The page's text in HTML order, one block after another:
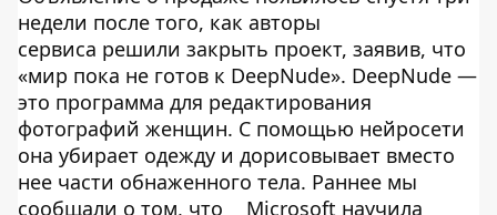
недели после того, как авторы
сервиса решили закрыть проект, заявив, что
«мир пока не готов к DeepNude». DeepNude —
это программа для редактирования
фотографий женщин. С помощью нейросети
она убирает одежду и дорисовывает вместо
нее части обнаженного тела. Раннее мы
сообщали о том, что
Microsoft научила